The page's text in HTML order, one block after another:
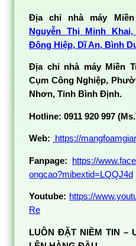
Địa chỉ nhà máy
Nguyễn Thị Minh
Đông Hiệp, Dĩ An, Bình
Địa chỉ nhà máy Miền
Cụm Công Nghiệp,
Nhơn, Tỉnh Bình Định.
Hotline: 0911 920 997
Web: https://
Fanpage:
https://
ongcao?mibextid=LQQJ4d
Youtube: https://
Re
LUÔN ĐẶT NIỀM TIN –